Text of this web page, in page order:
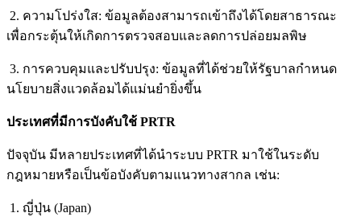
2. ความโปร่งใส: ข้อมูลต้องสามารถเข้าถึงได้โดยสาธารณะ
เพื่อกระตุ้นให้เกิดการตรวจสอบและลดการปล่อยมลพิษ
3. การควบคุมและปรับปรุง: ข้อมูลที่ได้ช่วยให้รัฐบาลกำหนด
นโยบายสิ่งแวดล้อมได้แม่นยำยิ่งขึ้น
ประเทศที่มีการบังคับใช้ PRTR
ปัจจุบัน มีหลายประเทศที่ได้นำระบบ PRTR มาใช้ในระดับ
กฎหมายหรือเป็นข้อบังคับตามแนวทางสากล เช่น:
1. ญี่ปุ่น (Japan)